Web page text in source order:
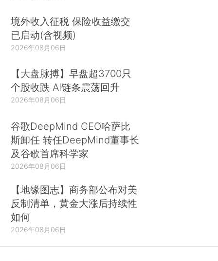
境外收入征税 保险收益缴交
已启动(含视频)
2026年08月06日
【大盘脉搏】早盘超3700只
个股收跌 AI链条震荡回升
2026年08月06日
谷歌DeepMind CEO哈萨比
斯卸任 转任DeepMind董事长
及谷歌首席科学家
2026年08月06日
【地缘图志】商务部公布对美
反制清单，黄金大涨后持续性
如何
2026年08月06日